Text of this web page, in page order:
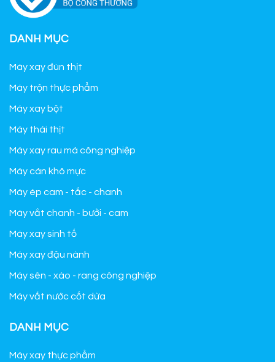
DANH MỤC
Máy xay đùn thịt
Máy trộn thực phẩm
Máy xay bột
Máy thái thịt
Máy xay rau má công nghiệp
Máy cán khô mực
Máy ép cam - tắc - chanh
Máy vắt chanh - bưởi - cam
Máy xay sinh tố
Máy xay đậu nành
Máy sên - xào - rang công nghiệp
Máy vắt nước cốt dừa
DANH MỤC
Máy xay thực phẩm